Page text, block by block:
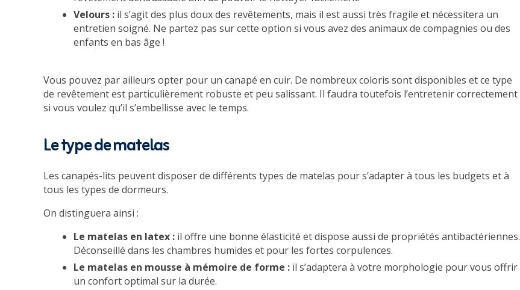
Velours : il s’agit des plus doux des revêtements, mais il est aussi très fragile et nécessitera un
entretien soigné. Ne partez pas sur cette option si vous avez des animaux de compagnies ou des
enfants en bas âge !
Vous pouvez par ailleurs opter pour un canapé en cuir. De nombreux coloris sont disponibles et ce type
de revêtement est particulièrement robuste et peu salissant. Il faudra toutefois l’entretenir correctement
si vous voulez qu’il s’embellisse avec le temps.
Le type de matelas
Les canapés-lits peuvent disposer de différents types de matelas pour s’adapter à tous les budgets et à
tous les types de dormeurs.
On distinguera ainsi :
Le matelas en latex : il offre une bonne élasticité et dispose aussi de propriétés antibactériennes.
Déconseillé dans les chambres humides et pour les fortes corpulences.
Le matelas en mousse à mémoire de forme : il s’adaptera à votre morphologie pour vous offrir
un confort optimal sur la durée.